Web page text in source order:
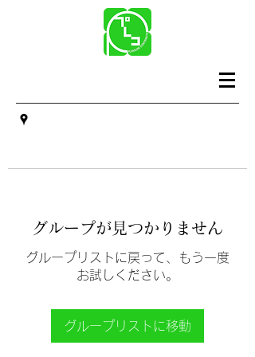
グループが見つかりません
グループリストに戻って、もう一度
お試しください。
グループリストに移動